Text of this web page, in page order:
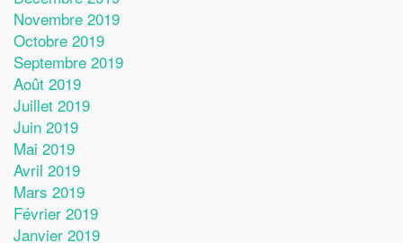
Novembre 2019
Octobre 2019
Septembre 2019
Août 2019
Juillet 2019
Juin 2019
Mai 2019
Avril 2019
Mars 2019
Février 2019
Janvier 2019